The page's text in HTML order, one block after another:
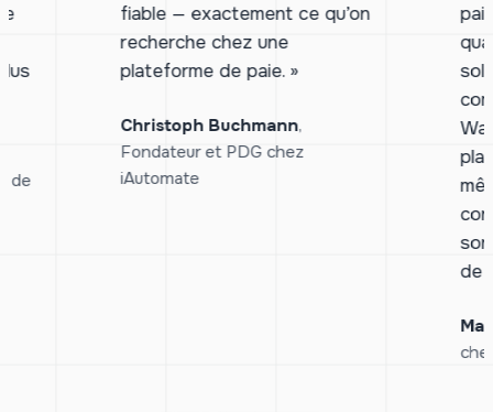
de
fiable — exactement ce qu’on
recherche chez une
plateforme de paie. »
Christoph Buchmann,
Fondateur et PDG chez
iAutomate
de